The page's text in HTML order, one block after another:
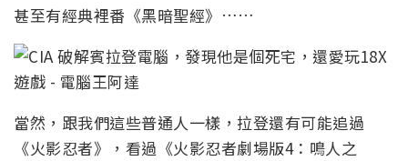
甚至有經典裡番《黑暗聖經》……
當然，跟我們這些普通人一樣，拉登還有可能追過
《火影忍者》，看過《火影忍者劇場版4：鳴人之